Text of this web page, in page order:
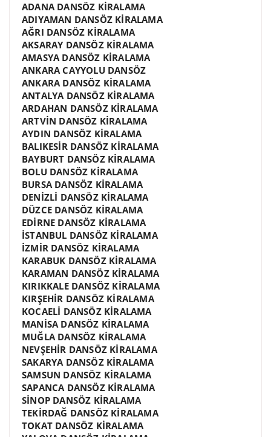
ADANA DANSÖZ KİRALAMA
ADIYAMAN DANSÖZ KİRALAMA
AĞRI DANSÖZ KİRALAMA
AKSARAY DANSÖZ KİRALAMA
AMASYA DANSÖZ KİRALAMA
ANKARA CAYYOLU DANSÖZ
ANKARA DANSÖZ KİRALAMA
ANTALYA DANSÖZ KİRALAMA
ARDAHAN DANSÖZ KİRALAMA
ARTVİN DANSÖZ KİRALAMA
AYDIN DANSÖZ KİRALAMA
BALIKESİR DANSÖZ KİRALAMA
BAYBURT DANSÖZ KİRALAMA
BOLU DANSÖZ KİRALAMA
BURSA DANSÖZ KİRALAMA
DENİZLİ DANSÖZ KİRALAMA
DÜZCE DANSÖZ KİRALAMA
EDİRNE DANSÖZ KİRALAMA
İSTANBUL DANSÖZ KİRALAMA
İZMİR DANSÖZ KİRALAMA
KARABUK DANSÖZ KİRALAMA
KARAMAN DANSÖZ KİRALAMA
KIRIKKALE DANSÖZ KİRALAMA
KIRŞEHİR DANSÖZ KİRALAMA
KOCAELİ DANSÖZ KİRALAMA
MANİSA DANSÖZ KİRALAMA
MUĞLA DANSÖZ KİRALAMA
NEVŞEHİR DANSÖZ KİRALAMA
SAKARYA DANSÖZ KİRALAMA
SAMSUN DANSÖZ KİRALAMA
SAPANCA DANSÖZ KİRALAMA
SİNOP DANSÖZ KİRALAMA
TEKİRDAĞ DANSÖZ KİRALAMA
TOKAT DANSÖZ KİRALAMA